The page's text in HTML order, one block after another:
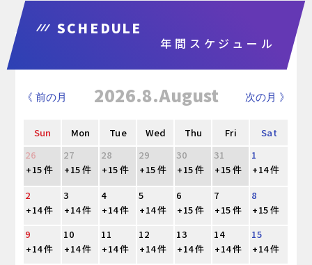
SCHEDULE
年間スケジュール
《 前の月 次の月 》
2026.8.August
Sun Mon Tue Wed Thu Fri
Sat
26
27 28 29 30 31
1
+15 件
+15 件 +15 件 +15 件 +15 件 +15 件
+14 件
2
3 4 5 6 7
8
+14 件
+14 件 +14 件 +14 件 +15 件 +15 件
+15 件
9
10 11 12 13 14
15
+14 件
+14 件 +14 件 +14 件 +14 件 +14 件
+14 件